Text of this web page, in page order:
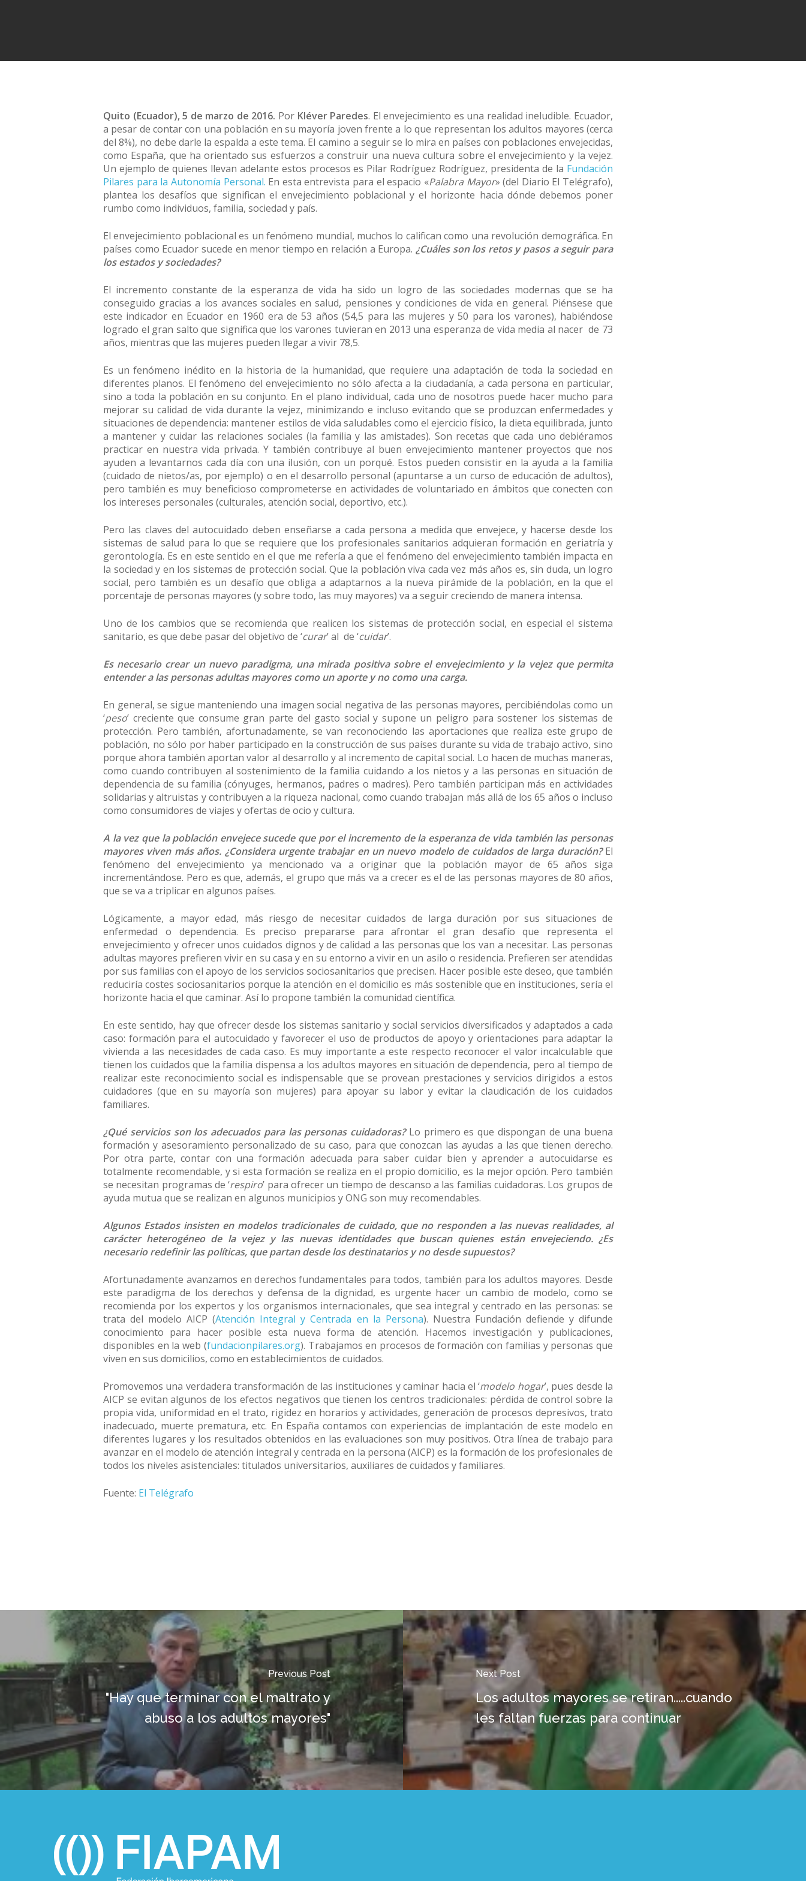
Quito (Ecuador), 5 de marzo de 2016. Por Kléver Paredes. El envejecimiento es una realidad ineludible. Ecuador,
a pesar de contar con una población en su mayoría joven frente a lo que representan los adultos mayores (cerca
del 8%), no debe darle la espalda a este tema. El camino a seguir se lo mira en países con poblaciones envejecidas,
como España, que ha orientado sus esfuerzos a construir una nueva cultura sobre el envejecimiento y la vejez.
Un ejemplo de quienes llevan adelante estos procesos es Pilar Rodríguez Rodríguez, presidenta de la Fundación
Pilares para la Autonomía Personal. En esta entrevista para el espacio «Palabra Mayor» (del Diario El Telégrafo),
plantea los desafíos que significan el envejecimiento poblacional y el horizonte hacia dónde debemos poner
rumbo como individuos, familia, sociedad y país.
El envejecimiento poblacional es un fenómeno mundial, muchos lo califican como una revolución demográfica. En
países como Ecuador sucede en menor tiempo en relación a Europa. ¿Cuáles son los retos y pasos a seguir para
los estados y sociedades?
El incremento constante de la esperanza de vida ha sido un logro de las sociedades modernas que se ha
conseguido gracias a los avances sociales en salud, pensiones y condiciones de vida en general. Piénsese que
este indicador en Ecuador en 1960 era de 53 años (54,5 para las mujeres y 50 para los varones), habiéndose
logrado el gran salto que significa que los varones tuvieran en 2013 una esperanza de vida media al nacer de 73
años, mientras que las mujeres pueden llegar a vivir 78,5.
Es un fenómeno inédito en la historia de la humanidad, que requiere una adaptación de toda la sociedad en
diferentes planos. El fenómeno del envejecimiento no sólo afecta a la ciudadanía, a cada persona en particular,
sino a toda la población en su conjunto. En el plano individual, cada uno de nosotros puede hacer mucho para
mejorar su calidad de vida durante la vejez, minimizando e incluso evitando que se produzcan enfermedades y
situaciones de dependencia: mantener estilos de vida saludables como el ejercicio físico, la dieta equilibrada, junto
a mantener y cuidar las relaciones sociales (la familia y las amistades). Son recetas que cada uno debiéramos
practicar en nuestra vida privada. Y también contribuye al buen envejecimiento mantener proyectos que nos
ayuden a levantarnos cada día con una ilusión, con un porqué. Estos pueden consistir en la ayuda a la familia
(cuidado de nietos/as, por ejemplo) o en el desarrollo personal (apuntarse a un curso de educación de adultos),
pero también es muy beneficioso comprometerse en actividades de voluntariado en ámbitos que conecten con
los intereses personales (culturales, atención social, deportivo, etc.).
Pero las claves del autocuidado deben enseñarse a cada persona a medida que envejece, y hacerse desde los
sistemas de salud para lo que se requiere que los profesionales sanitarios adquieran formación en geriatría y
gerontología. Es en este sentido en el que me refería a que el fenómeno del envejecimiento también impacta en
la sociedad y en los sistemas de protección social. Que la población viva cada vez más años es, sin duda, un logro
social, pero también es un desafío que obliga a adaptarnos a la nueva pirámide de la población, en la que el
porcentaje de personas mayores (y sobre todo, las muy mayores) va a seguir creciendo de manera intensa.
Uno de los cambios que se recomienda que realicen los sistemas de protección social, en especial el sistema
sanitario, es que debe pasar del objetivo de ‘curar’ al de ‘cuidar’.
Es necesario crear un nuevo paradigma, una mirada positiva sobre el envejecimiento y la vejez que permita
entender a las personas adultas mayores como un aporte y no como una carga.
En general, se sigue manteniendo una imagen social negativa de las personas mayores, percibiéndolas como un
‘peso’ creciente que consume gran parte del gasto social y supone un peligro para sostener los sistemas de
protección. Pero también, afortunadamente, se van reconociendo las aportaciones que realiza este grupo de
población, no sólo por haber participado en la construcción de sus países durante su vida de trabajo activo, sino
porque ahora también aportan valor al desarrollo y al incremento de capital social. Lo hacen de muchas maneras,
como cuando contribuyen al sostenimiento de la familia cuidando a los nietos y a las personas en situación de
dependencia de su familia (cónyuges, hermanos, padres o madres). Pero también participan más en actividades
solidarias y altruistas y contribuyen a la riqueza nacional, como cuando trabajan más allá de los 65 años o incluso
como consumidores de viajes y ofertas de ocio y cultura.
A la vez que la población envejece sucede que por el incremento de la esperanza de vida también las personas
mayores viven más años. ¿Considera urgente trabajar en un nuevo modelo de cuidados de larga duración?El
fenómeno del envejecimiento ya mencionado va a originar que la población mayor de 65 años siga
incrementándose. Pero es que, además, el grupo que más va a crecer es el de las personas mayores de 80 años,
que se va a triplicar en algunos países.
Lógicamente, a mayor edad, más riesgo de necesitar cuidados de larga duración por sus situaciones de
enfermedad o dependencia. Es preciso prepararse para afrontar el gran desafío que representa el
envejecimiento y ofrecer unos cuidados dignos y de calidad a las personas que los van a necesitar. Las personas
adultas mayores prefieren vivir en su casa y en su entorno a vivir en un asilo o residencia. Prefieren ser atendidas
por sus familias con el apoyo de los servicios sociosanitarios que precisen. Hacer posible este deseo, que también
reduciría costes sociosanitarios porque la atención en el domicilio es más sostenible que en instituciones, sería el
horizonte hacia el que caminar. Así lo propone también la comunidad científica.
En este sentido, hay que ofrecer desde los sistemas sanitario y social servicios diversificados y adaptados a cada
caso: formación para el autocuidado y favorecer el uso de productos de apoyo y orientaciones para adaptar la
vivienda a las necesidades de cada caso. Es muy importante a este respecto reconocer el valor incalculable que
tienen los cuidados que la familia dispensa a los adultos mayores en situación de dependencia, pero al tiempo de
realizar este reconocimiento social es indispensable que se provean prestaciones y servicios dirigidos a estos
cuidadores (que en su mayoría son mujeres) para apoyar su labor y evitar la claudicación de los cuidados
familiares.
¿Qué servicios son los adecuados para las personas cuidadoras?Lo primero es que dispongan de una buena
formación y asesoramiento personalizado de su caso, para que conozcan las ayudas a las que tienen derecho.
Por otra parte, contar con una formación adecuada para saber cuidar bien y aprender a autocuidarse es
totalmente recomendable, y si esta formación se realiza en el propio domicilio, es la mejor opción. Pero también
se necesitan programas de ‘respiro’ para ofrecer un tiempo de descanso a las familias cuidadoras. Los grupos de
ayuda mutua que se realizan en algunos municipios y ONG son muy recomendables.
Algunos Estados insisten en modelos tradicionales de cuidado, que no responden a las nuevas realidades, al
carácter heterogéneo de la vejez y las nuevas identidades que buscan quienes están envejeciendo. ¿Es
necesario redefinir las políticas, que partan desde los destinatarios y no desde supuestos?
Afortunadamente avanzamos en derechos fundamentales para todos, también para los adultos mayores. Desde
este paradigma de los derechos y defensa de la dignidad, es urgente hacer un cambio de modelo, como se
recomienda por los expertos y los organismos internacionales, que sea integral y centrado en las personas: se
trata del modelo AICP (Atención Integral y Centrada en la Persona). Nuestra Fundación defiende y difunde
conocimiento para hacer posible esta nueva forma de atención. Hacemos investigación y publicaciones,
disponibles en la web (fundacionpilares.org). Trabajamos en procesos de formación con familias y personas que
viven en sus domicilios, como en establecimientos de cuidados.
Promovemos una verdadera transformación de las instituciones y caminar hacia el ‘modelo hogar’, pues desde la
AICP se evitan algunos de los efectos negativos que tienen los centros tradicionales: pérdida de control sobre la
propia vida, uniformidad en el trato, rigidez en horarios y actividades, generación de procesos depresivos, trato
inadecuado, muerte prematura, etc. En España contamos con experiencias de implantación de este modelo en
diferentes lugares y los resultados obtenidos en las evaluaciones son muy positivos. Otra línea de trabajo para
avanzar en el modelo de atención integral y centrada en la persona (AICP) es la formación de los profesionales de
todos los niveles asistenciales: titulados universitarios, auxiliares de cuidados y familiares.
Fuente: El Telégrafo
Previous Post
"Hay que terminar con el maltrato y
abuso a los adultos mayores"
Next Post
Los adultos mayores se retiran.....cuando
les faltan fuerzas para continuar